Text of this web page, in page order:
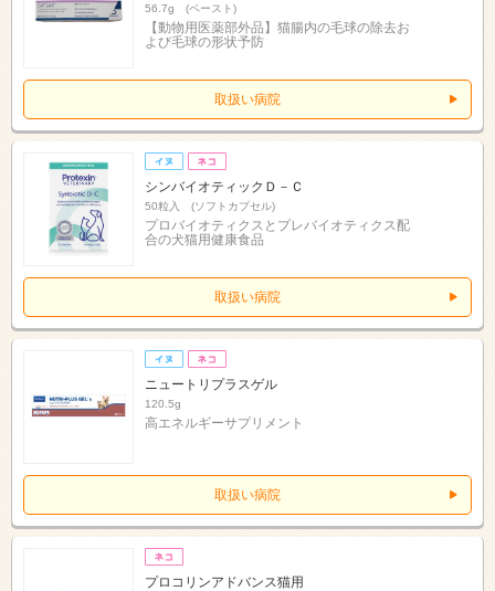
56.7g (ペースト)
【動物用医薬部外品】猫腸内の毛球の除去お
よび毛球の形状予防
取扱い病院
シンバイオティックＤ－Ｃ
50粒入 (ソフトカプセル)
プロバイオティクスとプレバイオティクス配
合の犬猫用健康食品
取扱い病院
ニュートリプラスゲル
120.5g
高エネルギーサプリメント
取扱い病院
プロコリンアドバンス猫用